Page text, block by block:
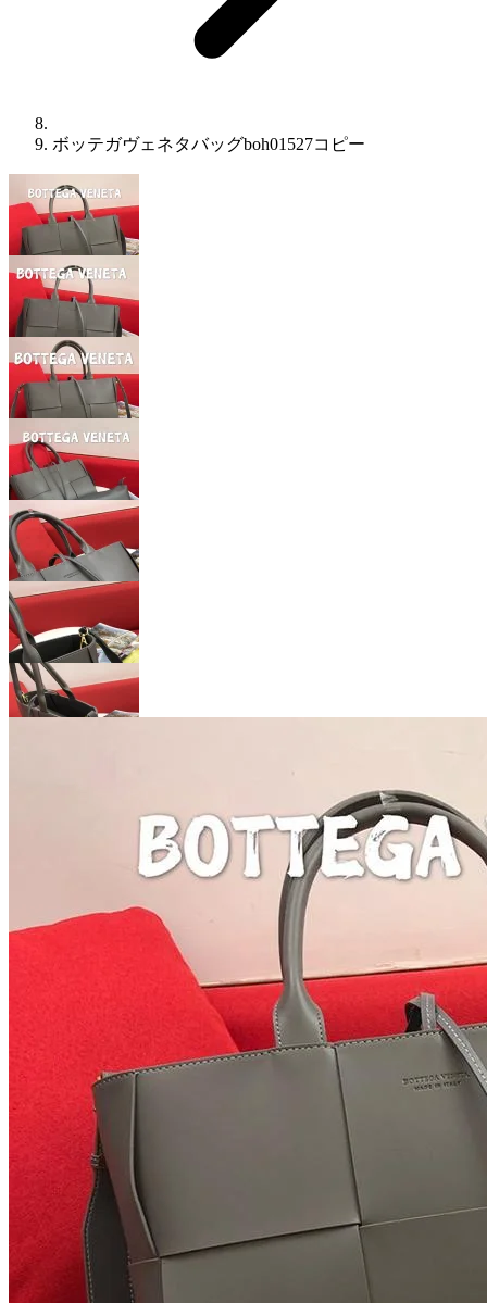
ボッテガヴェネタバッグboh01527コピー